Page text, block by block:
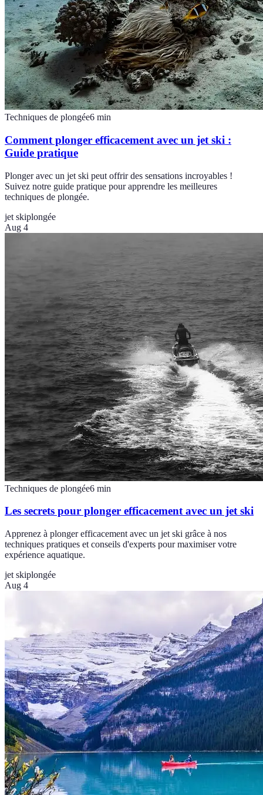
Techniques de plongée6 min
Comment plonger efficacement avec un jet ski :
Guide pratique
Plonger avec un jet ski peut offrir des sensations incroyables !
Suivez notre guide pratique pour apprendre les meilleures
techniques de plongée.
jet skiplongée
Aug 4
Techniques de plongée6 min
Les secrets pour plonger efficacement avec un jet ski
Apprenez à plonger efficacement avec un jet ski grâce à nos
techniques pratiques et conseils d'experts pour maximiser votre
expérience aquatique.
jet skiplongée
Aug 4